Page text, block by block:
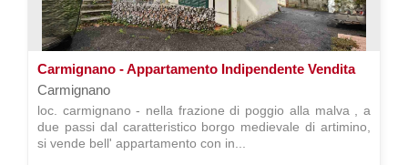
Carmignano - Appartamento Indipendente Vendita
Carmignano
loc. carmignano - nella frazione di poggio alla malva , a
due passi dal caratteristico borgo medievale di artimino,
si vende bell' appartamento con in...